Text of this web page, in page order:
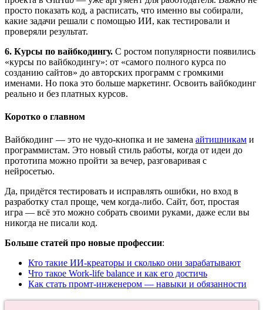
просто показать код, а расписать, что именно вы собирали,
какие задачи решали с помощью ИИ, как тестировали и
проверяли результат.
6. Курсы по вайбкодингу. С ростом популярности появились
«курсы по вайбкодингу»: от «самого полного курса по
созданию сайтов» до авторских программ с громкими
именами. Но пока это больше маркетинг. Освоить вайбкодинг
реально и без платных курсов.
Коротко о главном
Вайбкодинг — это не чудо-кнопка и не замена айтишникам и
программистам. Это новый стиль работы, когда от идеи до
прототипа можно пройти за вечер, разговаривая с
нейросетью.
Да, придётся тестировать и исправлять ошибки, но вход в
разработку стал проще, чем когда-либо. Сайт, бот, простая
игра — всё это можно собрать своими руками, даже если вы
никогда не писали код.
Больше статей про новые профессии:
Кто такие ИИ-креаторы и сколько они зарабатывают
Что такое Work-life balance и как его достичь
Как стать промт-инженером — навыки и обязанности